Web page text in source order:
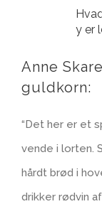
y er
Anne
guldkorn:
“Det her er et
vende i lorten.
hårdt brød i
drikker rødvin